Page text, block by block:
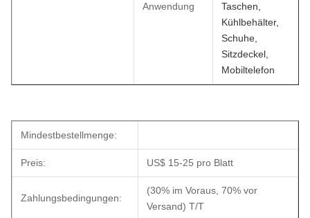
Anwendung
Taschen,
Kühlbehälter,
Schuhe,
Sitzdeckel,
Mobiltelefon
Mindestbestellmenge:
Preis: US$ 15-25 pro Blatt
Zahlungsbedingungen:
(30% im Voraus, 70% vor
Versand) T/T